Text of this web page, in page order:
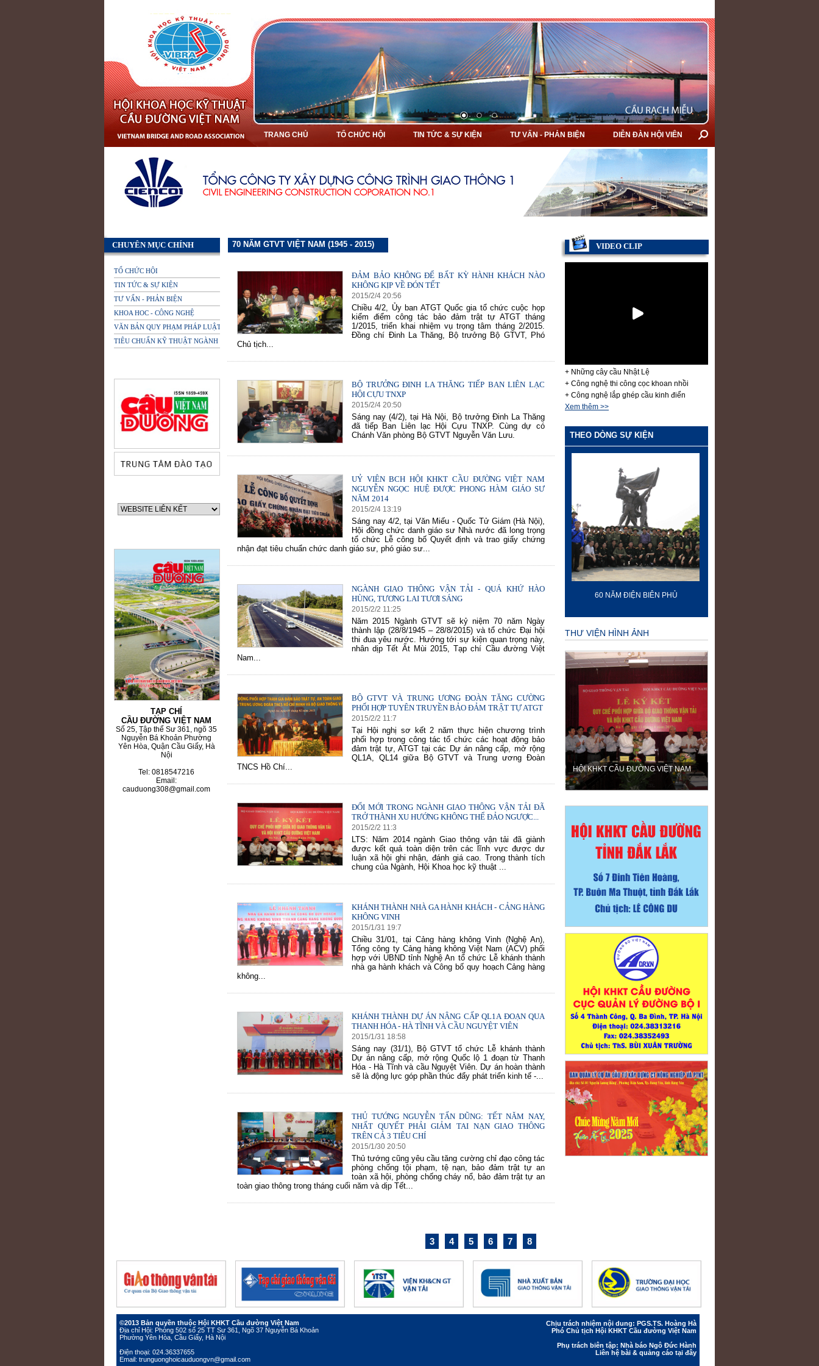
TRANG CHỦ TỔ CHỨC HỘI TIN TỨC & SỰ KIỆN TƯ VẤN - PHẢN BIỆN DIỄN ĐÀN HỘI VIÊN
CHUYÊN MỤC CHÍNH
TỔ CHỨC HỘI
TIN TỨC & SỰ KIỆN
TƯ VẤN - PHẢN BIỆN
KHOA HOC - CÔNG NGHỆ
VĂN BẢN QUY PHẠM PHÁP LUẬT
TIÊU CHUẨN KỸ THUẬT NGÀNH
TẠP CHÍ
CẦU ĐƯỜNG VIỆT NAM
Số 25, Tập thể Sư 361, ngõ 35
Nguyễn Bá Khoản Phường
Yên Hòa, Quận Cầu Giấy, Hà
Nội
Tel: 0818547216
Email:
cauduong308@gmail.com
70 NĂM GTVT VIỆT NAM (1945 - 2015)
ĐẢM BẢO KHÔNG ĐỂ BẤT KỲ HÀNH KHÁCH NÀO
KHÔNG KỊP VỀ ĐÓN TẾT
2015/2/4 20:56
Chiều 4/2, Ủy ban ATGT Quốc gia tổ chức cuộc họp
kiểm điểm công tác bảo đảm trật tự ATGT tháng
1/2015, triển khai nhiệm vụ trọng tâm tháng 2/2015.
Đồng chí Đinh La Thăng, Bộ trưởng Bộ GTVT, Phó
Chủ tịch...
BỘ TRƯỞNG ĐINH LA THĂNG TIẾP BAN LIÊN LẠC
HỘI CỰU TNXP
2015/2/4 20:50
Sáng nay (4/2), tại Hà Nội, Bộ trưởng Đinh La Thăng
đã tiếp Ban Liên lạc Hội Cựu TNXP. Cùng dự có
Chánh Văn phòng Bộ GTVT Nguyễn Văn Lưu.
UỶ VIÊN BCH HỘI KHKT CẦU ĐƯỜNG VIỆT NAM
NGUYỄN NGỌC HUỆ ĐƯỢC PHONG HÀM GIÁO SƯ
NĂM 2014
2015/2/4 13:19
Sáng nay 4/2, tại Văn Miếu - Quốc Tử Giám (Hà Nội),
Hội đồng chức danh giáo sư Nhà nước đã long trọng
tổ chức Lễ công bố Quyết định và trao giấy chứng
nhận đạt tiêu chuẩn chức danh giáo sư, phó giáo sư...
NGÀNH GIAO THÔNG VẬN TẢI - QUÁ KHỨ HÀO
HÙNG, TƯƠNG LAI TƯƠI SÁNG
2015/2/2 11:25
Năm 2015 Ngành GTVT sẽ kỷ niệm 70 năm Ngày
thành lập (28/8/1945 – 28/8/2015) và tổ chức Đại hội
thi đua yêu nước. Hướng tới sự kiện quan trọng này,
nhân dịp Tết Ất Mùi 2015, Tạp chí Cầu đường Việt
Nam...
BỘ GTVT VÀ TRUNG ƯƠNG ĐOÀN TĂNG CƯỜNG
PHỐI HỢP TUYÊN TRUYỀN BẢO ĐẢM TRẬT TỰ ATGT
2015/2/2 11:7
Tại Hội nghị sơ kết 2 năm thực hiện chương trình
phối hợp trong công tác tổ chức các hoạt động bảo
đảm trật tự, ATGT tại các Dự án nâng cấp, mở rộng
QL1A, QL14 giữa Bộ GTVT và Trung ương Đoàn
TNCS Hồ Chí...
ĐỔI MỚI TRONG NGÀNH GIAO THÔNG VẬN TẢI ĐÃ
TRỞ THÀNH XU HƯỚNG KHÔNG THỂ ĐẢO NGƯỢC...
2015/2/2 11:3
LTS: Năm 2014 ngành Giao thông vận tải đã giành
được kết quả toàn diện trên các lĩnh vực được dư
luận xã hội ghi nhận, đánh giá cao. Trong thành tích
chung của Ngành, Hội Khoa học kỹ thuật ...
KHÁNH THÀNH NHÀ GA HÀNH KHÁCH - CẢNG HÀNG
KHÔNG VINH
2015/1/31 19:7
Chiều 31/01, tại Cảng hàng không Vinh (Nghệ An),
Tổng công ty Cảng hàng không Việt Nam (ACV) phối
hợp với UBND tỉnh Nghệ An tổ chức Lễ khánh thành
nhà ga hành khách và Công bố quy hoạch Cảng hàng
không...
KHÁNH THÀNH DỰ ÁN NÂNG CẤP QL1A ĐOẠN QUA
THANH HÓA - HÀ TĨNH VÀ CẦU NGUYỆT VIÊN
2015/1/31 18:58
Sáng nay (31/1), Bộ GTVT tổ chức Lễ khánh thành
Dự án nâng cấp, mở rộng Quốc lộ 1 đoạn từ Thanh
Hóa - Hà Tĩnh và cầu Nguyệt Viên. Dự án hoàn thành
sẽ là động lực góp phần thúc đẩy phát triển kinh tế -...
THỦ TƯỚNG NGUYỄN TẤN DŨNG: TẾT NĂM NAY,
NHẤT QUYẾT PHẢI GIẢM TAI NẠN GIAO THÔNG
TRÊN CẢ 3 TIÊU CHÍ
2015/1/30 20:50
Thủ tướng cũng yêu cầu tăng cường chỉ đạo công tác
phòng chống tội phạm, tệ nạn, bảo đảm trật tự an
toàn xã hội, phòng chống cháy nổ, bảo đảm trật tự an
toàn giao thông trong tháng cuối năm và dịp Tết...
3 4 5 6 7 8
VIDEO CLIP
+ Những cây cầu Nhật Lệ
+ Công nghệ thi công cọc khoan nhồi
+ Công nghệ lắp ghép cầu kinh điển
Xem thêm >>
THEO DÒNG SỰ KIỆN
60 NĂM ĐIỆN BIÊN PHỦ
70 NĂM GTVT VIỆT NAM (1945 -
2015)
SÂN BAY LONG THÀNH 60 NĂM ĐIỆN BIÊN PHỦ
THƯ VIỆN HÌNH ẢNH
HỘI KHKT CẦU ĐƯỜNG VIỆT NAM
©2013 Bản quyền thuộc Hội KHKT Cầu đường Việt Nam
Địa chỉ Hội: Phòng 502 số 25 TT Sư 361, Ngõ 37 Nguyễn Bá Khoản
Phường Yên Hòa, Cầu Giấy, Hà Nội
Điện thoại: 024.36337655
Email: trunguonghoicauduongvn@gmail.com
Chịu trách nhiệm nội dung: PGS.TS. Hoàng Hà
Phó Chủ tịch Hội KHKT Cầu đường Việt Nam
Phụ trách biên tập: Nhà báo Ngô Đức Hành
Liên hệ bài & quảng cáo tại đây